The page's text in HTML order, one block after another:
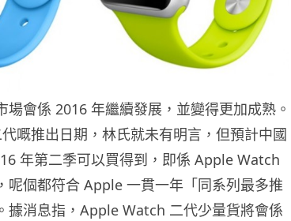
場會係 2016 年繼續發展，並變得更加成熟。
嘅推出日期，林氏就未有明言，但預計中國
年第二季可以買得到，即係 Apple Watch
呢個都符合 Apple 一貫一年「同系列最多推
據消息指，Apple Watch 二代少量貨將會係